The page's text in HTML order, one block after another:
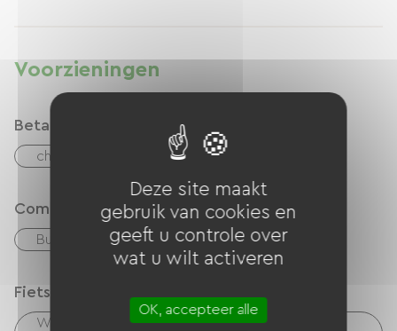
Voorzieningen
Betaalmethoden
checks overdracht
Comfort
Buiten eetgedeelte
Fietsontvangstservice
Wasfaciliteiten beschikbaar (gratis of tegen
Deze site maakt
gebruik van cookies en
geeft u controle over
wat u wilt activeren
OK, accepteer alle